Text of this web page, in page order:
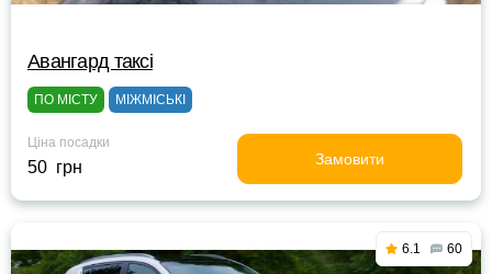
Авангард таксі
ПО МІСТУ МІЖМІСЬКІ
Ціна посадки
50 грн Замовити
6.1 60